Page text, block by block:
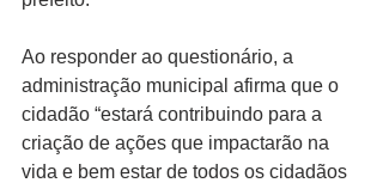
Ao responder ao questionário, a
administração municipal afirma que o
cidadão “estará contribuindo para a
criação de ações que impactarão na
vida e bem estar de todos os cidadãos